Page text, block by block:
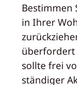
Bestimmen
in Ihrer
überfordert
sollte frei
ständiger